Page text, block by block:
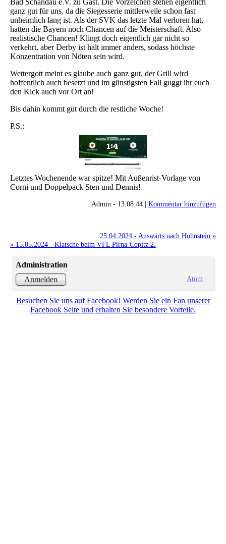
ganz gut für uns, da die Siegesserie mittlerweile schon fast
unheimlich lang ist. Als der SVK das letzte Mal verloren hat,
hatten die Bayern noch Chancen auf die Meisterschaft. Also
realistische Chancen! Klingt doch eigentlich gar nicht so
verkehrt, aber Derby ist halt immer anders, sodass höchste
Konzentration von Nöten sein wird.
Wettergott meint es glaube auch ganz gut, der Grill wird
hoffentlich auch besetzt und im günstigsten Fall guggt ihr euch
den Kick auch vor Ort an!
Bis dahin kommt gut durch die restliche Woche!
P.S.:
Letztes Wochenende war spitze! Mit Außenrist-Vorlage von
Corni und Doppelpack Sten und Dennis!
Admin - 13:08:44 | Kommentar hinzufügen
25.04.2024 - Auswärts nach Hohnstein »
« 15.05.2024 - Klatsche beim VFL Pirna-Copitz 2.
Administration
Anmelden
Atom
Besuchen Sie uns auf Facebook! Werden Sie ein Fan unserer
Facebook Seite und erhalten Sie besondere Vorteile.